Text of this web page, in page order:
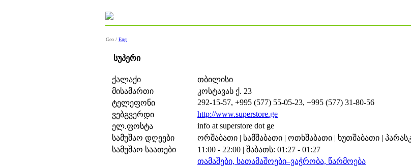
Geo / Eng
სუპერი
ქალაქი
თბილისი
მისამართი
კოსტავას ქ. 23
ტელეფონი
292-15-57, +995 (577) 55-05-23, +995 (577) 31-80-56
ვებგვერდი
http://www.superstore.ge
ელ.ფოსტა
info at superstore dot ge
სამუშაო დღეები
ორშაბათი | სამშაბათი | ოთხშაბათი | ხუთშაბათი |
სამუშაო საათები
11:00 - 22:00 | შაბათს: 01:27 - 01:27
თამაშები, სათამაშოები–ვაჭრობა, წარმოება